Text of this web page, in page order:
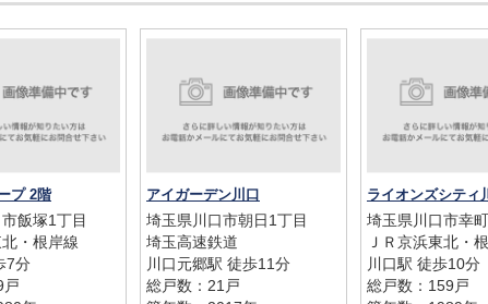
プ 2階
飯塚1丁目
・根岸線
7分
戸
アイガーデン川口
埼玉県川口市朝日1丁目
埼玉高速鉄道
川口元郷駅 徒歩11分
総戸数：21戸
ライオンズシティ
埼玉県川口市幸
ＪＲ京浜東北・
川口駅 徒歩10分
総戸数：159戸